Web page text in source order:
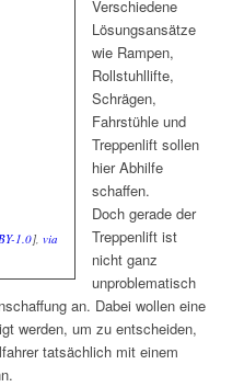
1.0], via
Verschiedene
Lösungsansätze
wie Rampen,
Rollstuhllifte,
Schrägen,
Fahrstühle und
Treppenlift sollen
hier Abhilfe
schaffen.
Doch gerade der
Treppenlift ist
nicht ganz
unproblematisch
an. Dabei wollen eine
werden, um zu entscheiden,
tatsächlich mit einem